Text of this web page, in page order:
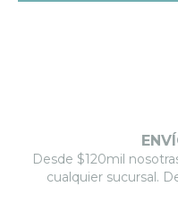
Desde $120mil
cualquier sucursal.